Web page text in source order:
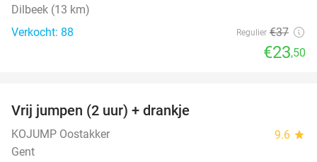
Dilbeek (13 km)
Verkocht: 88
Regulier €37
€23,50
Vrij jumpen (2 uur) + drankje
KOJUMP Oostakker 9.6 star
Gent